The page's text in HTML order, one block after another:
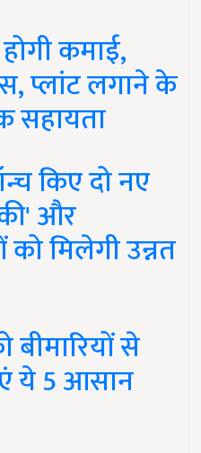
कमाई,
प्लांट लगाने के
सहायता
किए दो नए
और
मिलेगी उन्नत
से
ये 5 आसान